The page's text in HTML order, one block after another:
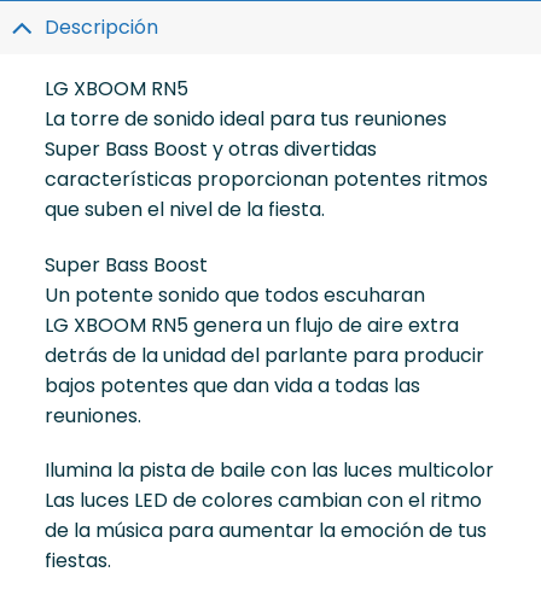
Descripción
LG XBOOM RN5
La torre de sonido ideal para tus reuniones
Super Bass Boost y otras divertidas
características proporcionan potentes ritmos
que suben el nivel de la fiesta.
Super Bass Boost
Un potente sonido que todos escuharan
LG XBOOM RN5 genera un flujo de aire extra
detrás de la unidad del parlante para producir
bajos potentes que dan vida a todas las
reuniones.
Ilumina la pista de baile con las luces multicolor
Las luces LED de colores cambian con el ritmo
de la música para aumentar la emoción de tus
fiestas.